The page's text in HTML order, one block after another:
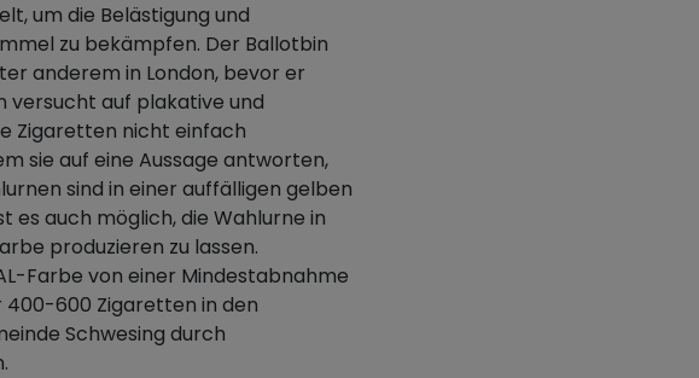
um die Belästigung und
zu bekämpfen. Der Ballotbin
anderem in London, bevor er
versucht auf plakative und
Zigaretten nicht einfach
sie auf eine Aussage antworten,
sind in einer auffälligen gelben
es auch möglich, die Wahlurne in
produzieren zu lassen.
Farbe von einer Mindestabnahme
400-600 Zigaretten in den
Schwesing durch